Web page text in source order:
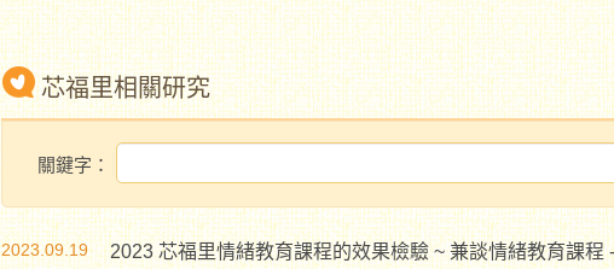
芯福里相關研究
關鍵字：
2023.09.19 2023 芯福里情緒教育課程的效果檢驗 ~ 兼談情緒教育課程